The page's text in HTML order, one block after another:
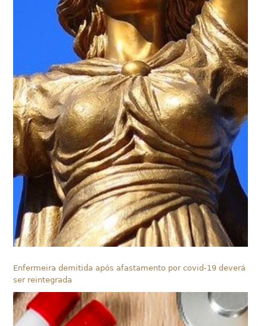
Enfermeira demitida após afastamento por covid-19 deverá
ser reintegrada